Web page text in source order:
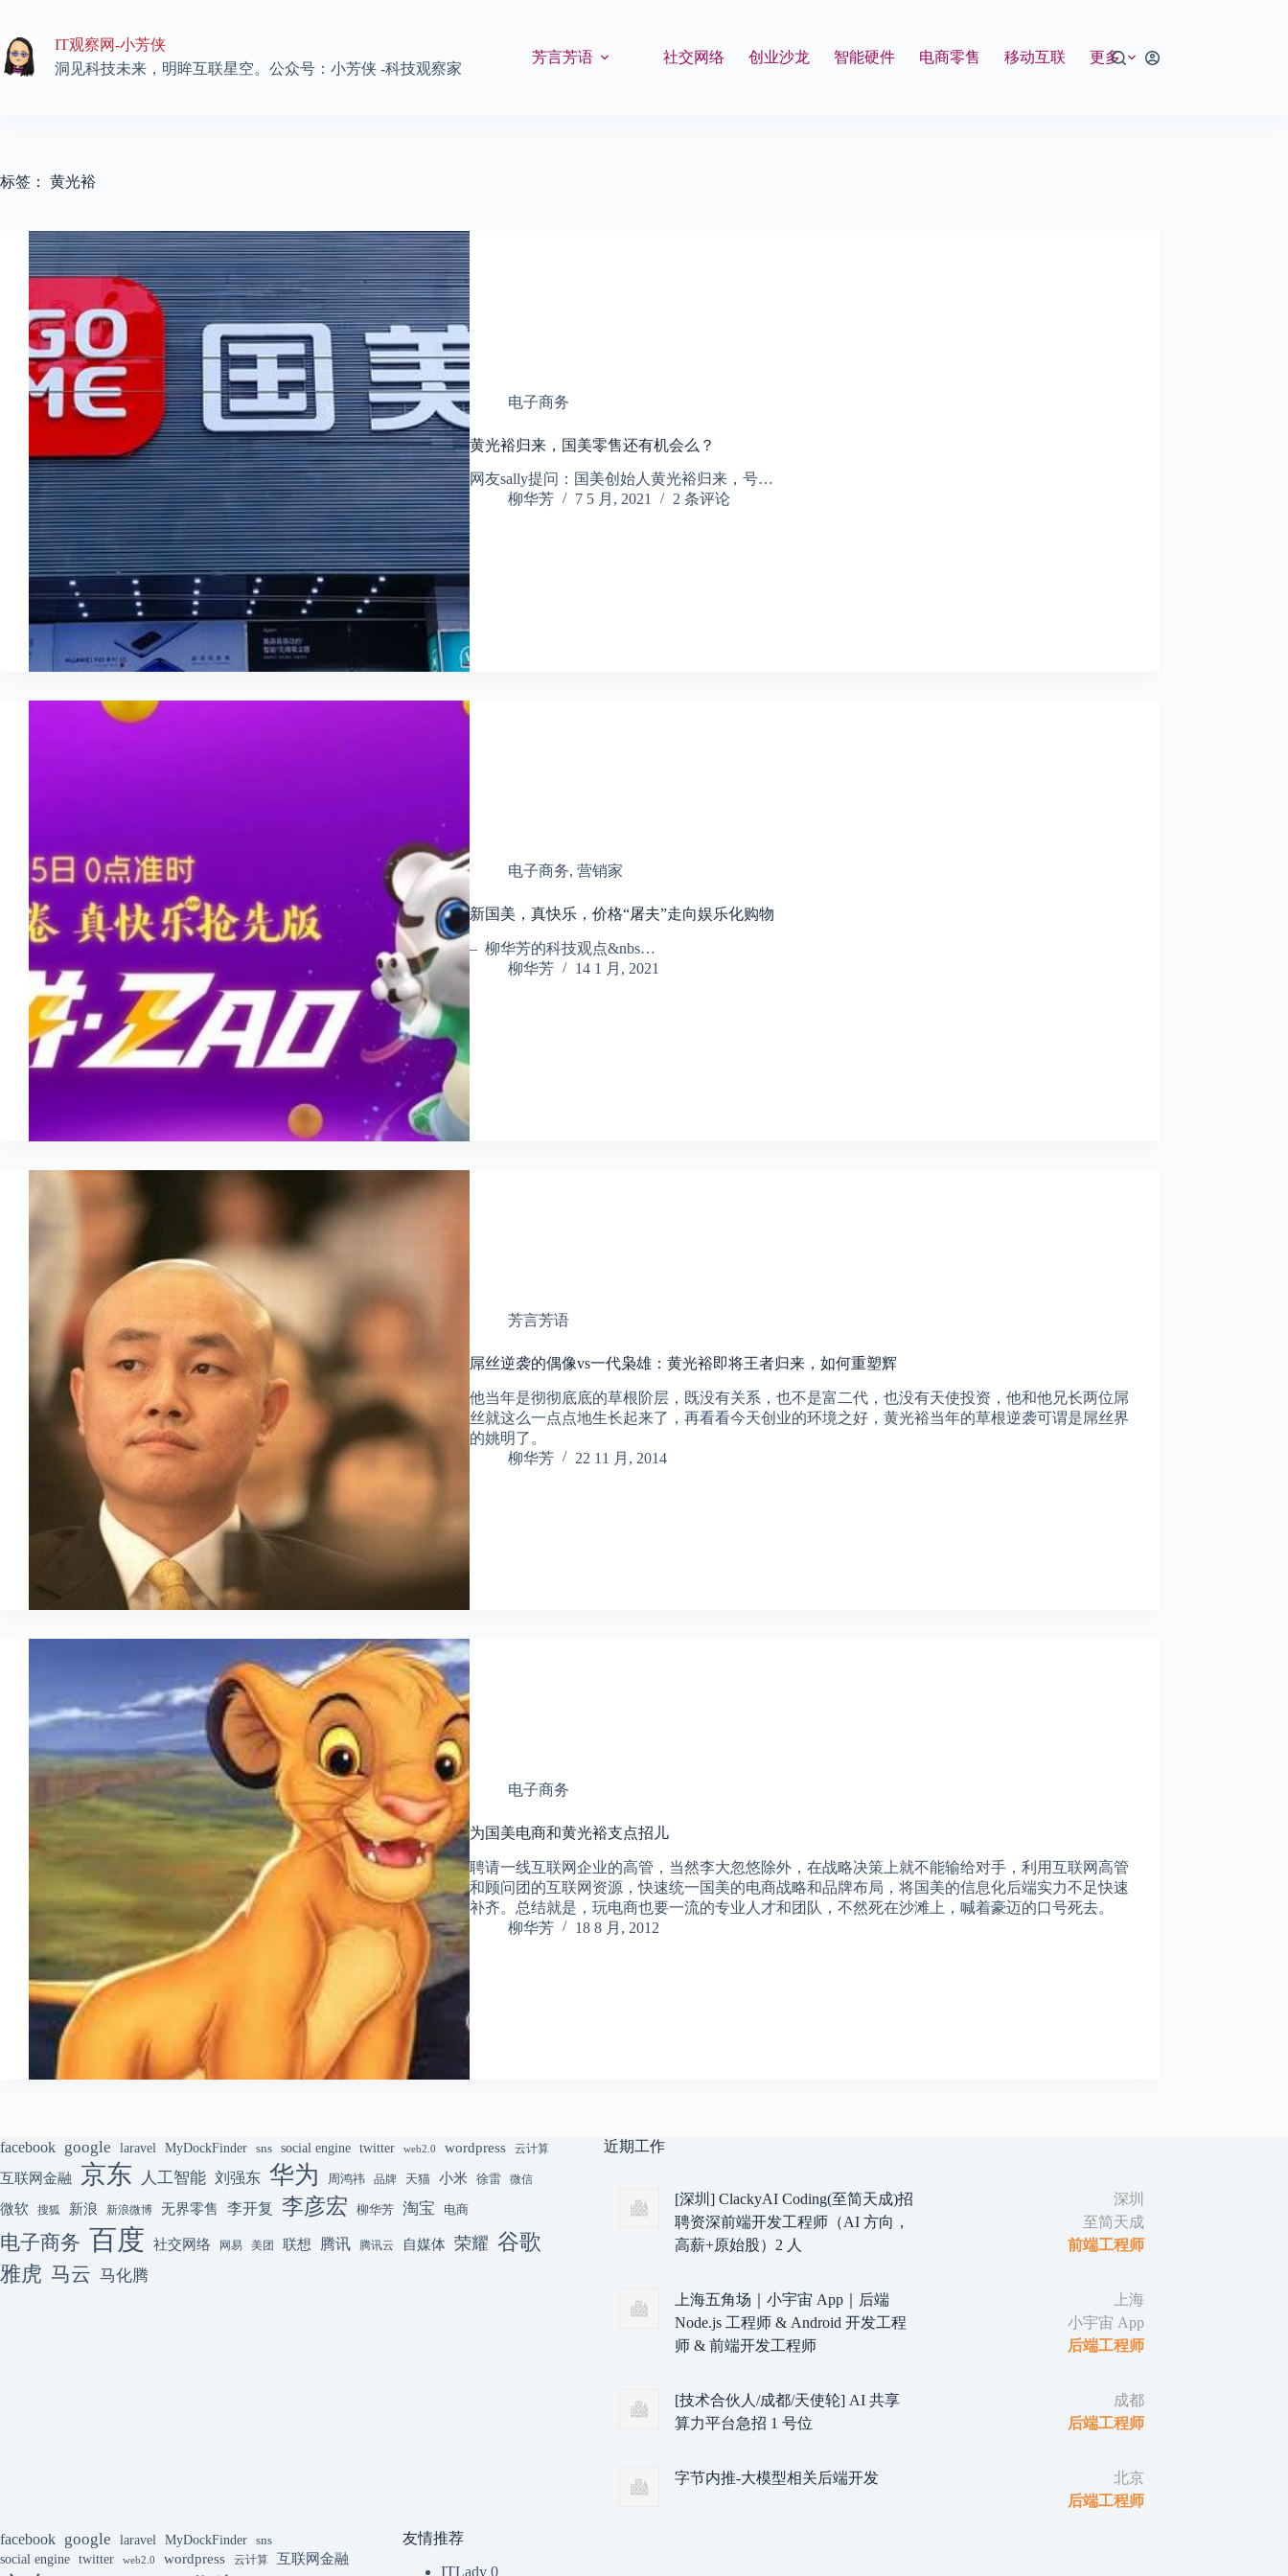
内
容
IT观察网-小芳侠
洞见科技未来，明眸互联星空。公众号：小芳侠 -科技观察家
芳言芳语 社交网络 创业沙龙 智能硬件 电商零售 移动互联 更多
标签： 黄光裕
电子商务
黄光裕归来，国美零售还有机会么？
网友sally提问：国美创始人黄光裕归来，号…
柳华芳
7 5 月, 2021 2 条评论
电子商务, 营销家
新国美，真快乐，价格“屠夫”走向娱乐化购物
– 柳华芳的科技观点&nbs…
柳华芳
14 1 月, 2021
芳言芳语
屌丝逆袭的偶像vs一代枭雄：黄光裕即将王者归来，如何重塑辉
他当年是彻彻底底的草根阶层，既没有关系，也不是富二代，也没有天使投资，他和他兄长两位屌
丝就这么一点点地生长起来了，再看看今天创业的环境之好，黄光裕当年的草根逆袭可谓是屌丝界
的姚明了。
柳华芳
22 11 月, 2014
电子商务
为国美电商和黄光裕支点招儿
聘请一线互联网企业的高管，当然李大忽悠除外，在战略决策上就不能输给对手，利用互联网高管
和顾问团的互联网资源，快速统一国美的电商战略和品牌布局，将国美的信息化后端实力不足快速
补齐。总结就是，玩电商也要一流的专业人才和团队，不然死在沙滩上，喊着豪迈的口号死去。
柳华芳
18 8 月, 2012
facebook google laravel MyDockFinder sns social engine twitter web2.0 wordpress 云计算
互联网金融 京东 人工智能 刘强东 华为 周鸿祎 品牌 天猫 小米 徐雷 微信
微软 搜狐 新浪 新浪微博 无界零售 李开复 李彦宏 柳华芳 淘宝 电商
电子商务 百度 社交网络 网易 美团 联想 腾讯 腾讯云 自媒体 荣耀 谷歌
雅虎 马云 马化腾
近期工作
[深圳] ClackyAI Coding(至简天成)招
聘资深前端开发工程师（AI 方向，
高薪+原始股）2 人
深圳
至简天成
前端工程师
上海五角场｜小宇宙 App｜后端
Node.js 工程师 & Android 开发工程
师 & 前端开发工程师
上海
小宇宙 App
后端工程师
[技术合伙人/成都/天使轮] AI 共享
算力平台急招 1 号位
成都
后端工程师
字节内推-大模型相关后端开发
北京
后端工程师
facebook google laravel MyDockFinder sns
social engine twitter web2.0 wordpress 云计算 互联网金融
友情推荐
ITLady0